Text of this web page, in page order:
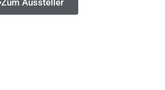
Zum Aussteller